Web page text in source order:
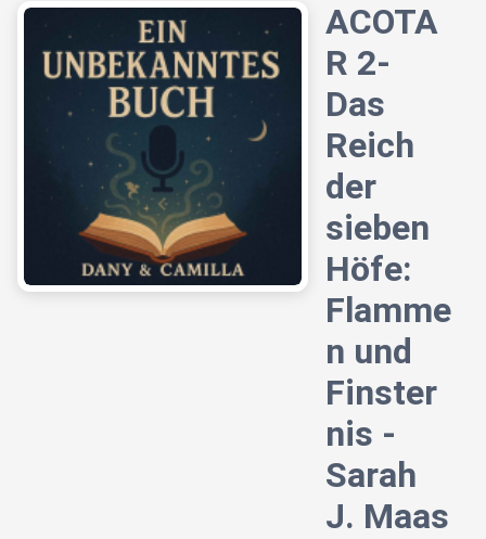
ACOTA
R 2-
Das
Reich
der
sieben
Höfe:
Flamme
n und
Finster
nis -
Sarah
J. Maas